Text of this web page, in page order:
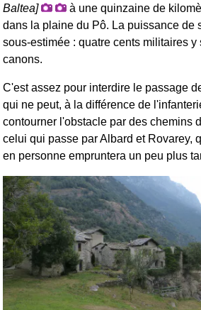
Baltea]
à une quinzaine de
dans la plaine du Pô. La puissance de
sous-estimée : quatre cents militaires y
canons.
C'est assez pour interdire le passage
qui ne peut, à la différence de
contourner l'obstacle par des chemins
celui qui passe par Albard et Rovarey,
en personne empruntera un peu plus